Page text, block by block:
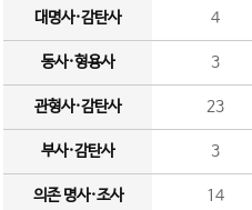
대명사·감탄사 4
동사·형용사 3
관형사·감탄사 23
부사·감탄사 3
의존 명사·조사 14